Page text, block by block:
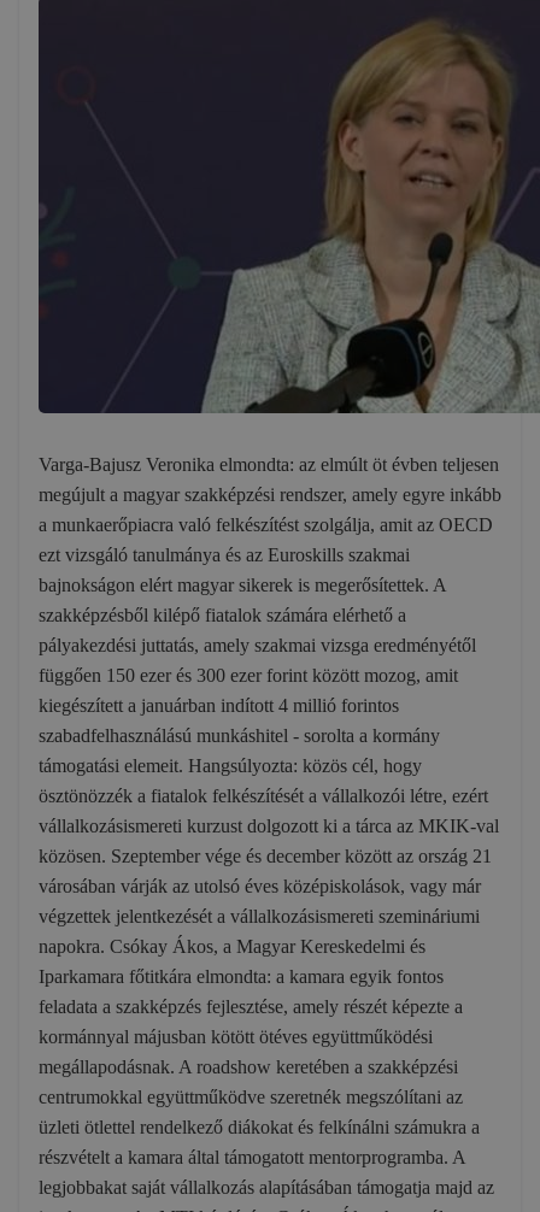
Varga-Bajusz Veronika elmondta: az elmúlt öt évben teljesen
megújult a magyar szakképzési rendszer, amely egyre inkább
a munkaerőpiacra való felkészítést szolgálja, amit az OECD
ezt vizsgáló tanulmánya és az Euroskills szakmai
bajnokságon elért magyar sikerek is megerősítettek. A
szakképzésből kilépő fiatalok számára elérhető a
pályakezdési juttatás, amely szakmai vizsga eredményétől
függően 150 ezer és 300 ezer forint között mozog, amit
kiegészített a januárban indított 4 millió forintos
szabadfelhasználású munkáshitel - sorolta a kormány
támogatási elemeit. Hangsúlyozta: közös cél, hogy
ösztönözzék a fiatalok felkészítését a vállalkozói létre, ezért
vállalkozásismereti kurzust dolgozott ki a tárca az MKIK-val
közösen. Szeptember vége és december között az ország 21
városában várják az utolsó éves középiskolások, vagy már
végzettek jelentkezését a vállalkozásismereti szemináriumi
napokra. Csókay Ákos, a Magyar Kereskedelmi és
Iparkamara főtitkára elmondta: a kamara egyik fontos
feladata a szakképzés fejlesztése, amely részét képezte a
kormánnyal májusban kötött ötéves együttműködési
megállapodásnak. A roadshow keretében a szakképzési
centrumokkal együttműködve szeretnék megszólítani az
üzleti ötlettel rendelkező diákokat és felkínálni számukra a
részvételt a kamara által támogatott mentorprogramba. A
legjobbakat saját vállalkozás alapításában támogatja majd az